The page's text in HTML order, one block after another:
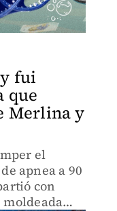
fui
que
Merlina y
el
apnea a 90
con
moldeada